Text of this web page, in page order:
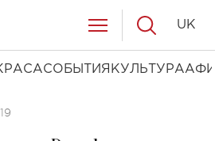
СОБЫТИЯ КУЛЬТУРА
UK